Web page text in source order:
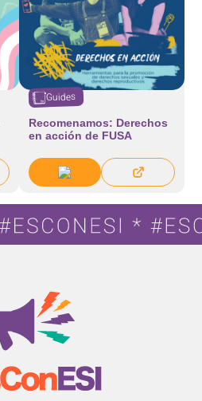
Guides
Recomenamos: Derechos
en acción de FUSA